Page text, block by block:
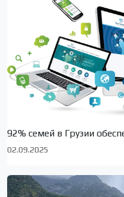
92% семей в Грузии
02.09.2025